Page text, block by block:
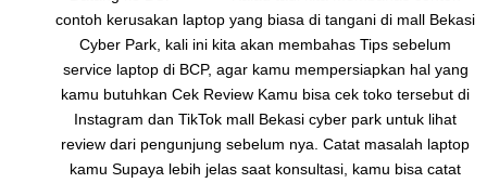
contoh kerusakan laptop yang biasa di tangani di mall Bekasi
Cyber Park, kali ini kita akan membahas Tips sebelum
service laptop di BCP, agar kamu mempersiapkan hal yang
kamu butuhkan Cek Review Kamu bisa cek toko tersebut di
Instagram dan TikTok mall Bekasi cyber park untuk lihat
review dari pengunjung sebelum nya. Catat masalah laptop
kamu Supaya lebih jelas saat konsultasi, kamu bisa catat